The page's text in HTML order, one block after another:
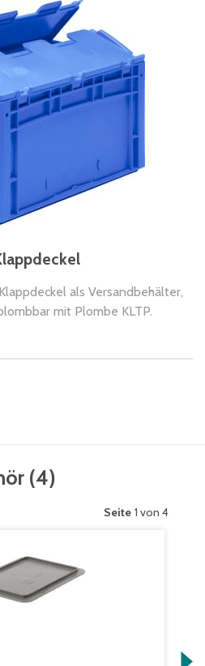
als Versandbehälter,
mit Plombe KLTP.
(4)
Seite 1 von 4